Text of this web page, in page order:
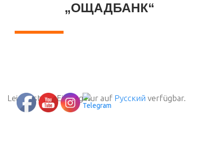
„ОЩАДБАНК“
Leider ist der Eintrag nur auf Русский verfügbar.